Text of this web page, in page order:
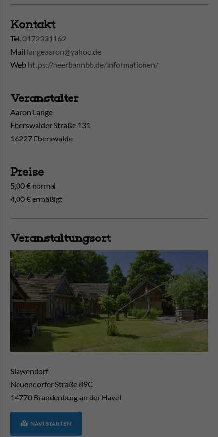
Kontakt
Tel.0172331162
Mail langeaaron@yahoo.de
Web https://heerbannbb.de/Informationen/
Veranstalter
Aaron Lange
Eberswalder Straße 131
16227 Eberswalde
Preise
5,00 € normal
4,00 € ermäßigt
Veranstaltungsort
Slawendorf
Neuendorfer Straße 89C
14770 Brandenburg an der Havel
NAVI STARTEN